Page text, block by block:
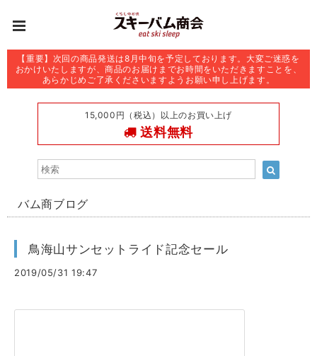
【重要】次回の商品発送は8月中旬を予定しております。大変ご迷惑を
おかけいたしますが、商品のお届けまでお時間をいただきますことを、
あらかじめご了承くださいますようお願い申し上げます。
15,000円（税込）以上のお買い上げ
送料無料
バム商ブログ
鳥海山サンセットライド記念セール
2019/05/31 19:47